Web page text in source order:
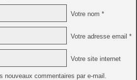
Votre nom *
Votre adresse email *
Votre site internet
nouveaux commentaires par e-mail.